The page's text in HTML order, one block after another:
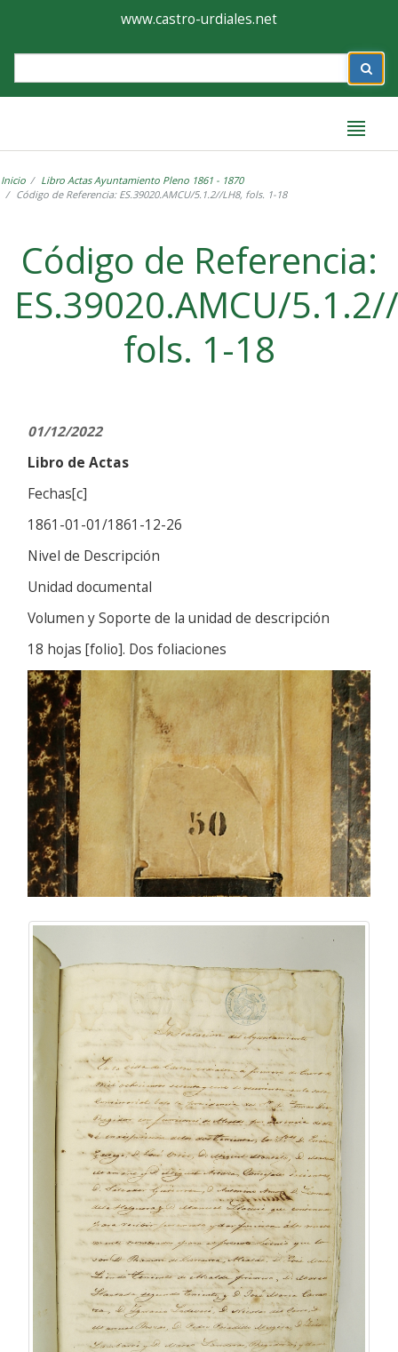
Ayuntamiento
de
Castro-
www.castro-urdiales.net
Inicio
Libro Actas Ayuntamiento Pleno 1861 - 1870
Código de Referencia: ES.39020.AMCU/5.1.2//LH8, fols. 1-18
Código de Referencia:
ES.39020.AMCU/
fols. 1-18
01/12/2022
Libro de Actas
Fechas[c]
1861-01-01/1861-12-26
Nivel de Descripción
Unidad documental
Volumen y Soporte de la unidad de descripción
18 hojas [folio]. Dos foliaciones